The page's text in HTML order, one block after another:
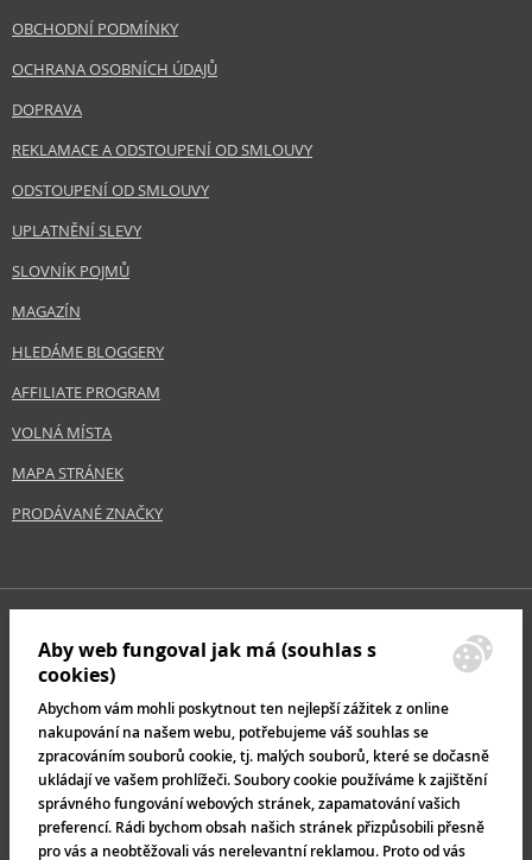
OBCHODNÍ PODMÍNKY
OCHRANA OSOBNÍCH ÚDAJŮ
DOPRAVA
REKLAMACE A ODSTOUPENÍ OD SMLOUVY
ODSTOUPENÍ OD SMLOUVY
UPLATNĚNÍ SLEVY
SLOVNÍK POJMŮ
MAGAZÍN
HLEDÁME BLOGGERY
AFFILIATE PROGRAM
VOLNÁ MÍSTA
MAPA STRÁNEK
PRODÁVANÉ ZNAČKY
Aby web fungoval jak má (souhlas s
cookies)
Abychom vám mohli poskytnout ten nejlepší zážitek z online
nakupování na našem webu, potřebujeme váš souhlas se
zpracováním souborů cookie, tj. malých souborů, které se dočasně
ukládají ve vašem prohlížeči. Soubory cookie používáme k zajištění
správného fungování webových stránek, zapamatování vašich
preferencí. Rádi bychom obsah našich stránek přizpůsobili přesně
pro vás a neobtěžovali vás nerelevantní reklamou. Proto od vás